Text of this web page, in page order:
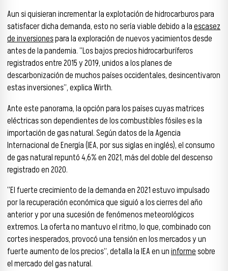
Aun si quisieran incrementar la explotación de hidrocarburos para
satisfacer dicha demanda, esto no sería viable debido a laescasez
de inversionespara la exploración de nuevos yacimientos desde
antes de la pandemia. “Los bajos precios hidrocarburíferos
registrados entre 2015 y 2019, unidos a los planes de
descarbonización de muchos países occidentales, desincentivaron
estas inversiones”, explica Wirth.
Ante este panorama, la opción para los países cuyas matrices
eléctricas son dependientes de los combustibles fósiles es la
importación de gas natural. Según datos de la Agencia
Internacional de Energía (IEA, por sus siglas en inglés), el consumo
de gas natural repuntó 4,6% en 2021, más del doble del descenso
registrado en 2020.
“El fuerte crecimiento de la demanda en 2021 estuvo impulsado
por la recuperación económica que siguió a los cierres del año
anterior y por una sucesión de fenómenos meteorológicos
extremos. La oferta no mantuvo el ritmo, lo que, combinado con
cortes inesperados, provocó una tensión en los mercados y un
fuerte aumento de los precios”, detalla la IEA en uninformesobre
el mercado del gas natural.